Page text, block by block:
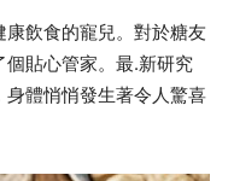
飲食的寵兒。對於糖友
貼心管家。最.新研究
體悄悄發生著令人驚喜